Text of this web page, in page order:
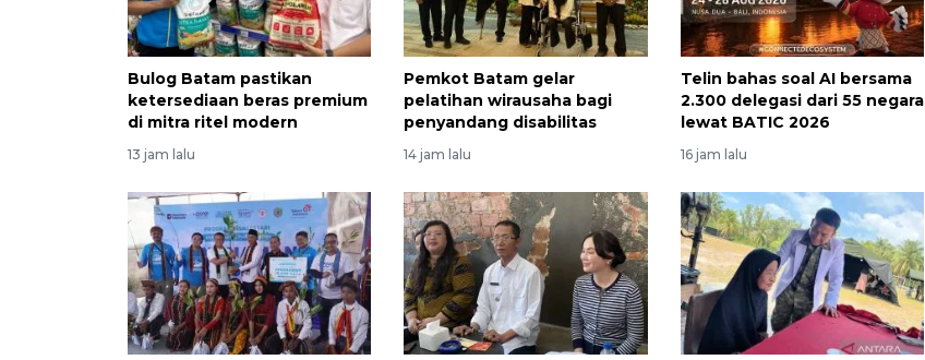
Bulog Batam pastikan
ketersediaan beras premium
di mitra ritel modern
13 jam lalu
Pemkot Batam gelar
pelatihan wirausaha bagi
penyandang disabilitas
14 jam lalu
Telin bahas soal AI bersama
2.300 delegasi dari 55 negara
lewat BATIC 2026
16 jam lalu